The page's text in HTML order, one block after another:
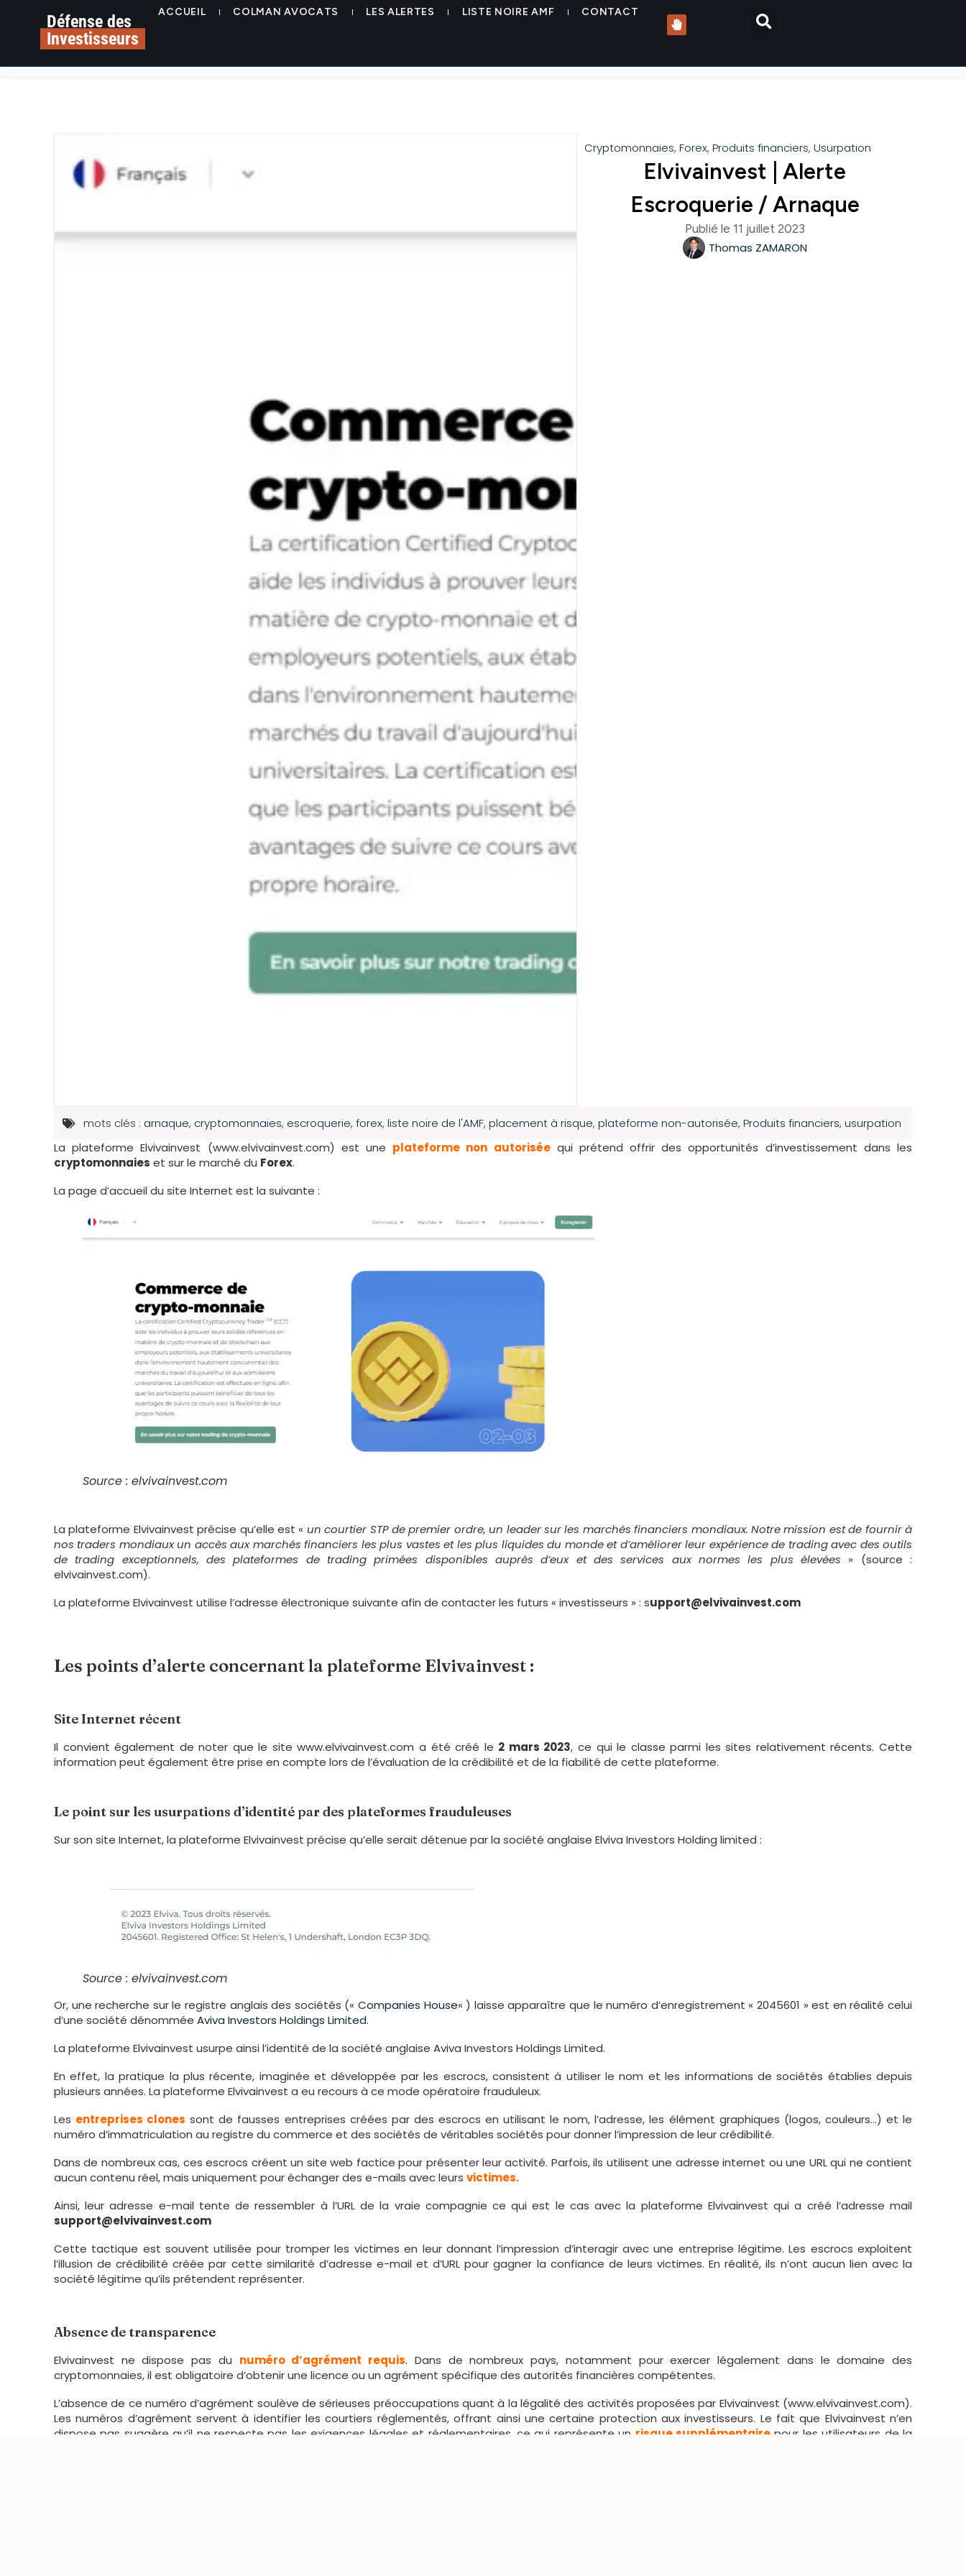
Défense des
Investisseurs
ACCUEIL COLMAN AVOCATS LES ALERTES LISTE NOIRE AMF CONTACT
Cryptomonnaies,Forex,Produits financiers,Usurpation
Elvivainvest | Alerte
Escroquerie / Arnaque
Publié le 11 juillet 2023
Thomas ZAMARON
mots clés : arnaque, cryptomonnaies, escroquerie, forex, liste noire de l'AMF, placement à risque, plateforme non-autorisée, Produits financiers, usurpation
La plateforme Elvivainvest (www.elvivainvest.com) est une plateforme non autoriséequi prétend offrir des opportunités d’investissement dans les
cryptomonnaies et sur le marché du Forex.
La page d’accueil du site Internet est la suivante :
Source : elvivainvest.com
La plateforme Elvivainvest précise qu’elle est « un courtier STP de premier ordre, un leader sur les marchés financiers mondiaux. Notre mission est de fournir à
nos traders mondiaux un accès aux marchés financiers les plus vastes et les plus liquides du monde et d’améliorer leur expérience de trading avec des outils
de trading exceptionnels, des plateformes de trading primées disponibles auprès d’eux et des services aux normes les plus élevées » (source :
elvivainvest.com).
La plateforme Elvivainvest utilise l’adresse électronique suivante afin de contacter les futurs « investisseurs » : support@elvivainvest.com
Les points d’alerte concernant la plateforme Elvivainvest :
Site Internet récent
Il convient également de noter que le site www.elvivainvest.com a été créé le 2 mars 2023, ce qui le classe parmi les sites relativement récents. Cette
information peut également être prise en compte lors de l’évaluation de la crédibilité et de la fiabilité de cette plateforme.
Le point sur les usurpations d’identité par des plateformes frauduleuses
Sur son site Internet, la plateforme Elvivainvest précise qu’elle serait détenue par la société anglaise Elviva Investors Holding limited :
Source : elvivainvest.com
Or, une recherche sur le registre anglais des sociétés (« Companies House« ) laisse apparaître que le numéro d’enregistrement « 2045601 » est en réalité celui
d’une société dénommée Aviva Investors Holdings Limited.
La plateforme Elvivainvest usurpe ainsi l’identité de la société anglaise Aviva Investors Holdings Limited.
En effet, la pratique la plus récente, imaginée et développée par les escrocs, consistent à utiliser le nom et les informations de sociétés établies depuis
plusieurs années. La plateforme Elvivainvest a eu recours à ce mode opératoire frauduleux.
Les entreprises clones sont de fausses entreprises créées par des escrocs en utilisant le nom, l’adresse, les élément graphiques (logos, couleurs…) et le
numéro d’immatriculation au registre du commerce et des sociétés de véritables sociétés pour donner l’impression de leur crédibilité.
Dans de nombreux cas, ces escrocs créent un site web factice pour présenter leur activité. Parfois, ils utilisent une adresse internet ou une URL qui ne contient
aucun contenu réel, mais uniquement pour échanger des e-mails avec leurs victimes.
Ainsi, leur adresse e-mail tente de ressembler à l’URL de la vraie compagnie ce qui est le cas avec la plateforme Elvivainvest qui a créé l’adresse mail
support@elvivainvest.com
Cette tactique est souvent utilisée pour tromper les victimes en leur donnant l’impression d’interagir avec une entreprise légitime. Les escrocs exploitent
l’illusion de crédibilité créée par cette similarité d’adresse e-mail et d’URL pour gagner la confiance de leurs victimes. En réalité, ils n’ont aucun lien avec la
société légitime qu’ils prétendent représenter.
Absence de transparence
Elvivainvest ne dispose pas du numéro d’agrément requis. Dans de nombreux pays, notamment pour exercer légalement dans le domaine des
cryptomonnaies, il est obligatoire d’obtenir une licence ou un agrément spécifique des autorités financières compétentes.
L’absence de ce numéro d’agrément soulève de sérieuses préoccupations quant à la légalité des activités proposées par Elvivainvest (www.elvivainvest.com).
Les numéros d’agrément servent à identifier les courtiers réglementés, offrant ainsi une certaine protection aux investisseurs. Le fait que Elvivainvest n’en
dispose pas suggère qu’il ne respecte pas les exigences légales et réglementaires, ce qui représente un risque supplémentairepour les utilisateurs de la